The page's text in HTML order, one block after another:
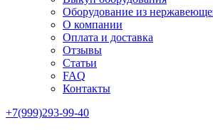
Оборудование из
О компании
Оплата и доставка
Отзывы
Статьи
FAQ
Контакты
+7(999)293-99-40